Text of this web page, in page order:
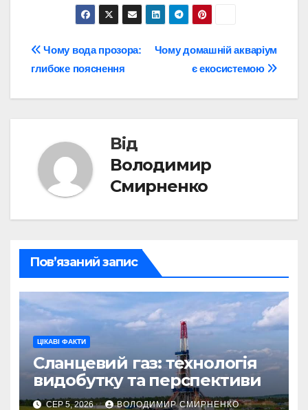
Навігація
Чому домашній акваріум
є екосистемою
Чому вода прозора:
глибоке пояснення
Від
Володимир
Смирненко
Пов’язаний запис
ЦІКАВІ ФАКТИ
Сланцевий газ: технологія
видобутку та перспективи
СЕР 5, 2026 ВОЛОДИМИР СМИРНЕНКО